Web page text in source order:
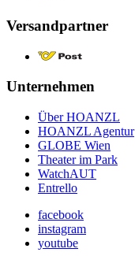
Versandpartner
Unternehmen
Über HOANZL
HOANZL Agentur
GLOBE Wien
Theater im Park
WatchAUT
Entrello
facebook
instagram
youtube